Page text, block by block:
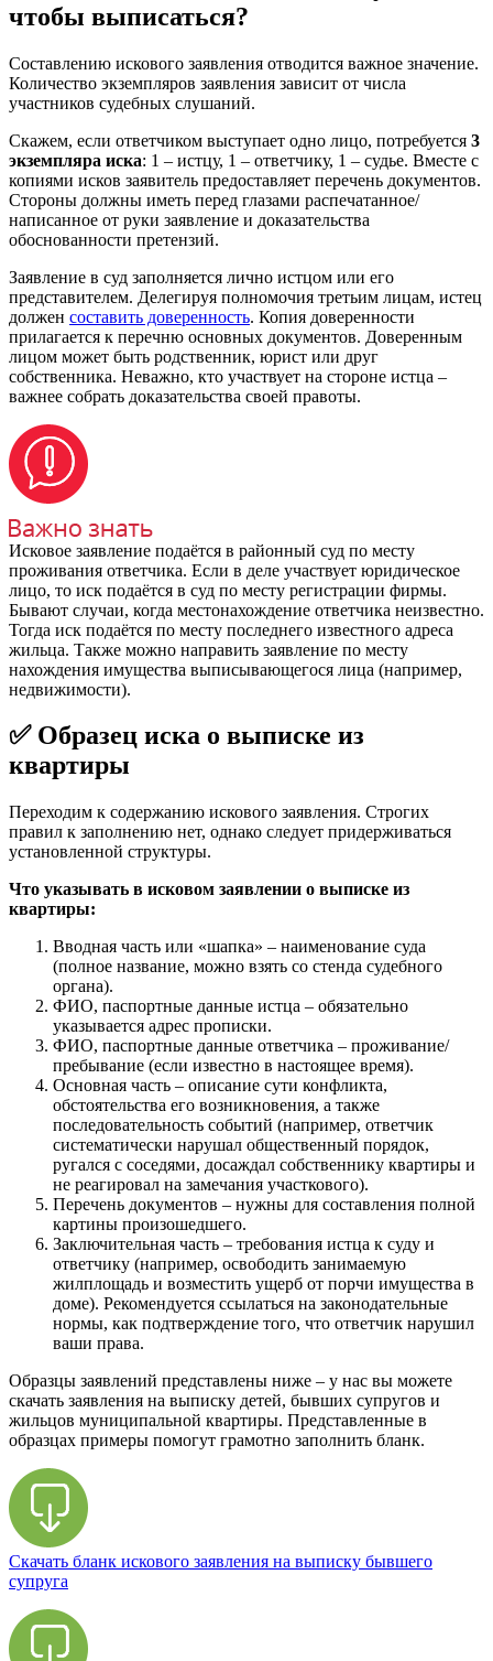
чтобы выписаться?
Составлению искового заявления отводится важное значение.
Количество экземпляров заявления зависит от числа
участников судебных слушаний.
Скажем, если ответчиком выступает одно лицо, потребуется 3
экземпляра иска: 1 – истцу, 1 – ответчику, 1 – судье. Вместе с
копиями исков заявитель предоставляет перечень документов.
Стороны должны иметь перед глазами распечатанное/
написанное от руки заявление и доказательства
обоснованности претензий.
Заявление в суд заполняется лично истцом или его
представителем. Делегируя полномочия третьим лицам, истец
должен составить доверенность. Копия доверенности
прилагается к перечню основных документов. Доверенным
лицом может быть родственник, юрист или друг
собственника. Неважно, кто участвует на стороне истца –
важнее собрать доказательства своей правоты.
Исковое заявление подаётся в районный суд по месту
проживания ответчика. Если в деле участвует юридическое
лицо, то иск подаётся в суд по месту регистрации фирмы.
Бывают случаи, когда местонахождение ответчика неизвестно.
Тогда иск подаётся по месту последнего известного адреса
жильца. Также можно направить заявление по месту
нахождения имущества выписывающегося лица (например,
недвижимости).
✅ Образец иска о выписке из
квартиры
Переходим к содержанию искового заявления. Строгих
правил к заполнению нет, однако следует придерживаться
установленной структуры.
Что указывать в исковом заявлении о выписке из
квартиры:
Вводная часть или «шапка» – наименование суда
(полное название, можно взять со стенда судебного
органа).
ФИО, паспортные данные истца – обязательно
указывается адрес прописки.
ФИО, паспортные данные ответчика – проживание/
пребывание (если известно в настоящее время).
Основная часть – описание сути конфликта,
обстоятельства его возникновения, а также
последовательность событий (например, ответчик
систематически нарушал общественный порядок,
ругался с соседями, досаждал собственнику квартиры и
не реагировал на замечания участкового).
Перечень документов – нужны для составления полной
картины произошедшего.
Заключительная часть – требования истца к суду и
ответчику (например, освободить занимаемую
жилплощадь и возместить ущерб от порчи имущества в
доме). Рекомендуется ссылаться на законодательные
нормы, как подтверждение того, что ответчик нарушил
ваши права.
Образцы заявлений представлены ниже – у нас вы можете
скачать заявления на выписку детей, бывших супругов и
жильцов муниципальной квартиры. Представленные в
образцах примеры помогут грамотно заполнить бланк.
Скачать бланк искового заявления на выписку бывшего
супруга